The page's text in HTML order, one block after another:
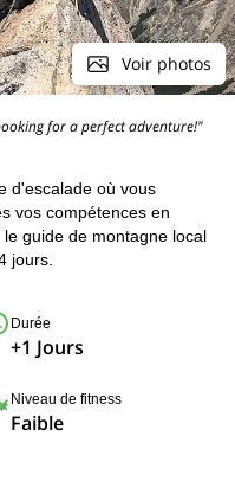
Voir photos
for a perfect adventure!"
d'escalade où vous
vos compétences en
guide de montagne local
jours.
Durée
+1 Jours
Niveau de fitness
Faible